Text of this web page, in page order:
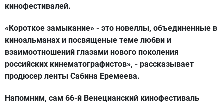
кинофестивалей.
«Короткое замыкание» - это новеллы, объединенные в
киноальманах и посвященые теме любви и
взаимоотношений глазами нового поколения
российских кинематографистов», - рассказывает
продюсер ленты Сабина Еремеева.
Напомним, сам 66-й Венецианский кинофестиваль